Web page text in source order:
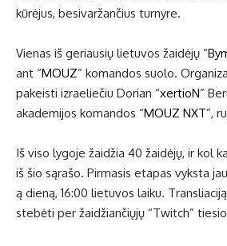
kūrėjus, besivaržančius turnyre.
Vienas iš geriausių lietuvos žaidėjų “
ant “MOUZ” komandos suolo.
pakeisti izraeliečiu Dorian “xertioN”
akademijos komandos “MOUZ NXT”,
Iš viso lygoje žaidžia 40 žaidėjų, ir kol
iš šio sąrašo. Pirmasis etapas vyksta
ą dieną, 16:00 lietuvos laiku.
stebėti per žaidžiančiųjų “Twitch”